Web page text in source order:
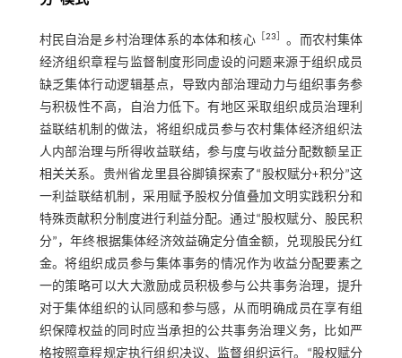
村民自治是乡村治理体系的本体和核心 ［23
。而农村集体
经济组织章程与监督制度形同虚设的问题来源于组织成员
缺乏集体行动逻辑基点，导致内部治理动力与组织事务参
与积极性不高，自治力低下。有地区采取组织成员治理利
益联结机制的做法，将组织成员参与农村集体经济组织法
人内部治理与所得收益联结，参与度与收益分配数额呈正
相关关系。贵州省龙里县谷脚镇探索了“股权赋分+积分”这
一利益联结机制，采用赋予股权分值叠加文明实践积分和
特殊贡献积分制度进行利益分配。通过“股权赋分、股民积
分”，年终根据集体经济效益确定分值金额，兑现股民分红
金。将组织成员参与集体事务的情况作为收益分配要素之
一的策略可以大大激励成员积极参与公共事务治理，提升
对于集体组织的认同感和参与感，从而明确成员在享有组
织保障权益的同时应当承担的公共事务治理义务，比如严
格按照章程规定执行组织决议、监督组织运行。“股权赋分